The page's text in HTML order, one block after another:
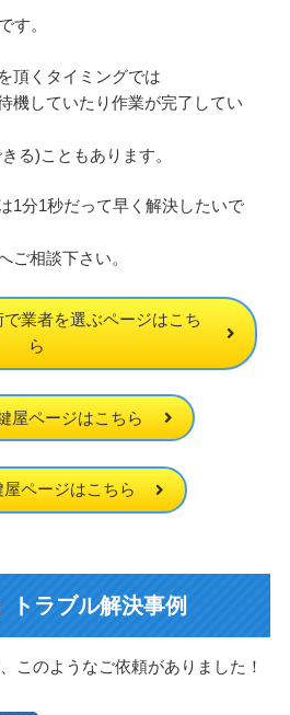
す。
頂くタイミングでは
機していたり作業が完了してい
る)こともあります。
1分1秒だって早く解決したいで
ご相談下さい。
業者を選ぶページはこち
ら
屋ページはこちら
ページはこちら
トラブル解決事例
このようなご依頼がありました！